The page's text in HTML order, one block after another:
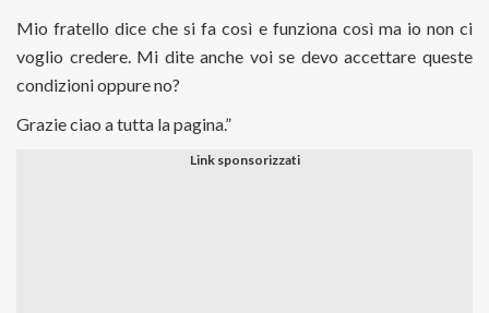
Mio fratello dice che si fa così e funziona così ma io non ci
voglio credere. Mi dite anche voi se devo accettare queste
condizioni oppure no?
Grazie ciao a tutta la pagina.”